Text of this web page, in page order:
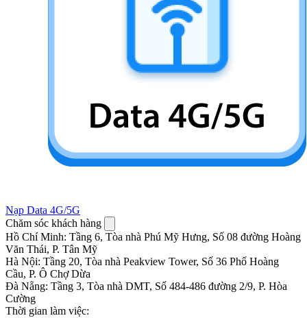
Nạp Data 4G/5G
Chăm sóc khách hàng
Hồ Chí Minh: Tầng 6, Tòa nhà Phú Mỹ Hưng, Số 08 đường Hoàng
Văn Thái, P. Tân Mỹ
Hà Nội: Tầng 20, Tòa nhà Peakview Tower, Số 36 Phố Hoàng
Cầu, P. Ô Chợ Dừa
Đà Nẵng: Tầng 3, Tòa nhà DMT, Số 484-486 đường 2/9, P. Hòa
Cường
Thời gian làm việc: